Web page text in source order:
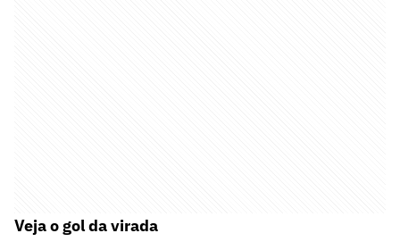
Veja o gol da virada